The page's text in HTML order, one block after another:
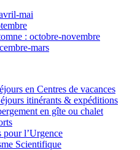
mai
: octobre-novembre
mars
en Centres de vacances
itinérants & expéditions
en gîte ou chalet
pour l’Urgence
Scientifique